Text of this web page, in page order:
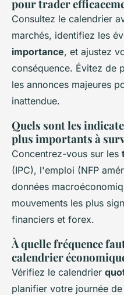
pour trader
Consultez le calendrier
marchés, identifiez les
importance, et ajustez
conséquence. Évitez de
les annonces majeures
inattendue.
Quels sont les
plus importants à
Concentrez-vous sur les
(IPC), l'emploi (NFP
données
mouvements les plus
financiers et forex.
À quelle fréquence
calendrier
Vérifiez le calendrier
planifier votre journée